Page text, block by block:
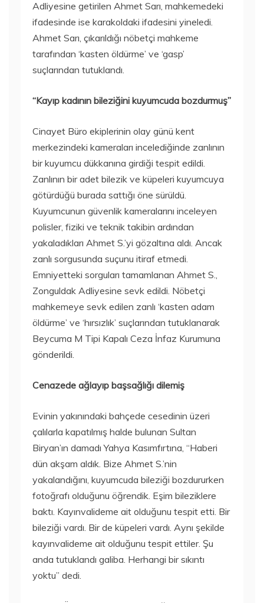
Adliyesine getirilen Ahmet Sarı, mahkemedeki
ifadesinde ise karakoldaki ifadesini yineledi.
Ahmet Sarı, çıkarıldığı nöbetçi mahkeme
tarafından ‘kasten öldürme’ ve ‘gasp’
suçlarından tutuklandı.
“Kayıp kadının bileziğini kuyumcuda bozdurmuş”
Cinayet Büro ekiplerinin olay günü kent
merkezindeki kameraları incelediğinde zanlının
bir kuyumcu dükkanına girdiği tespit edildi.
Zanlının bir adet bilezik ve küpeleri kuyumcuya
götürdüğü burada sattığı öne sürüldü.
Kuyumcunun güvenlik kameralarını inceleyen
polisler, fiziki ve teknik takibin ardından
yakaladıkları Ahmet S.’yi gözaltına aldı. Ancak
zanlı sorgusunda suçunu itiraf etmedi.
Emniyetteki sorguları tamamlanan Ahmet S.,
Zonguldak Adliyesine sevk edildi. Nöbetçi
mahkemeye sevk edilen zanlı ‘kasten adam
öldürme’ ve ‘hırsızlık’ suçlarından tutuklanarak
Beycuma M Tipi Kapalı Ceza İnfaz Kurumuna
gönderildi.
Cenazede ağlayıp başsağlığı dilemiş
Evinin yakınındaki bahçede cesedinin üzeri
çalılarla kapatılmış halde bulunan Sultan
Biryan’ın damadı Yahya Kasımfırtına, “Haberi
dün akşam aldık. Bize Ahmet S.’nin
yakalandığını, kuyumcuda bileziği bozdururken
fotoğrafı olduğunu öğrendik. Eşim bileziklere
baktı. Kayınvalideme ait olduğunu tespit etti. Bir
bileziği vardı. Bir de küpeleri vardı. Aynı şekilde
kayınvalideme ait olduğunu tespit ettiler. Şu
anda tutuklandı galiba. Herhangi bir sıkıntı
yoktu” dedi.